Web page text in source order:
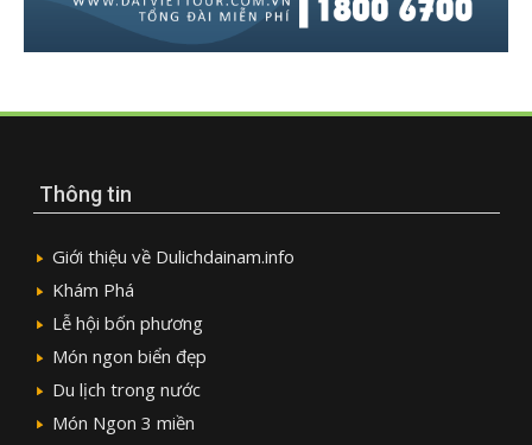
Thông tin
Giới thiệu về Dulichdainam.info
Khám Phá
Lễ hội bốn phương
Món ngon biển đẹp
Du lịch trong nước
Món Ngon 3 miền